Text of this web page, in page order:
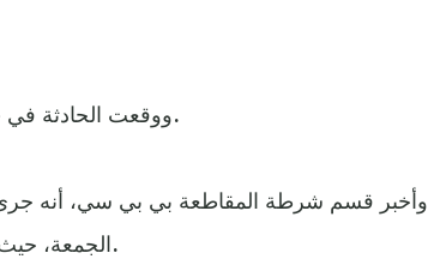
ووقعت الحادثة في جنوب مقاطعة ألاتشوا في شمال ولاية فلوريدا.
وأخبر قسم شرطة المقاطعة بي بي سي، أنه
الجمعة، حيث وجدوه مصابا بجروح خطيرة تسبب بها الطائر.